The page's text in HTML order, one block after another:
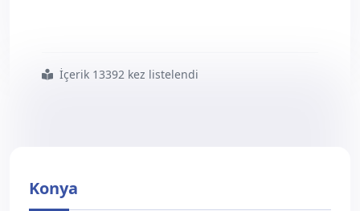
#diyanet
#çalışanlarının
#hak
#ve
#yetkileri
#paneli
#konya8217 da
#gerçekleştirildi
İçerik 13392 kez listelendi
Konya